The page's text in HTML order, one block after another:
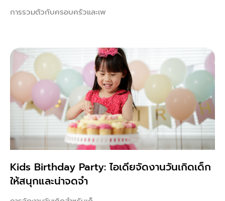
การรวมตัวกับครอบครัวและเพ
Kids Birthday Party: ไอเดียจัดงานวันเกิดเด็ก
ให้สนุกและน่าจดจำ